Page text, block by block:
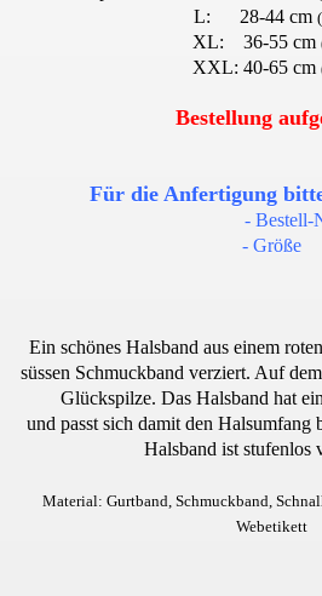
L: 28-44 cm
XL: 36-55 cm
XXL: 40-65 cm
Bestellung
Für die Anfertigung
- Bestell-
- Größe
Ein schönes Halsband aus einem
süssen Schmuckband verziert. Auf
Glückspilze. Das Halsband hat
und passt sich damit den Halsumfang
Halsband ist stufenlos
Material: Gurtband, Schmuckband,
Webetikett